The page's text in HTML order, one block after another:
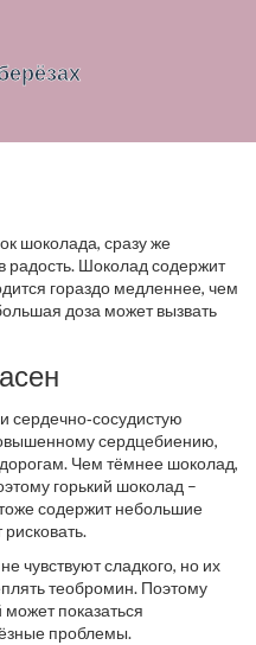
шоколада, сразу же
радость. Шоколад содержит
гораздо медленнее, чем
доза может вызвать
сердечно‑сосудистую
сердцебиению,
Чем тёмнее шоколад,
горький шоколад –
содержит небольшие
рисковать.
чувствуют сладкого, но их
теобромин. Поэтому
показаться
проблемы.